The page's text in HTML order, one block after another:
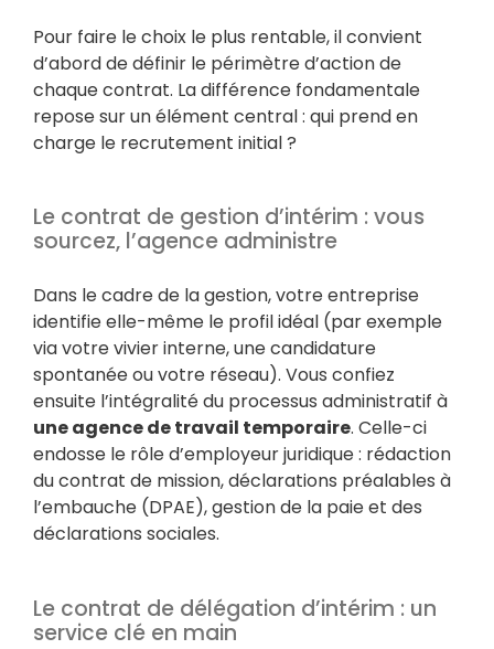
Pour faire le choix le plus rentable, il convient
d’abord de définir le périmètre d’action de
chaque contrat. La différence fondamentale
repose sur un élément central : qui prend en
charge le recrutement initial ?
Le contrat de gestion d’intérim : vous
sourcez, l’agence administre
Dans le cadre de la gestion, votre entreprise
identifie elle-même le profil idéal (par exemple
via votre vivier interne, une candidature
spontanée ou votre réseau). Vous confiez
ensuite l’intégralité du processus administratif à
une agence de travail temporaire. Celle-ci
endosse le rôle d’employeur juridique : rédaction
du contrat de mission, déclarations préalables à
l’embauche (DPAE), gestion de la paie et des
déclarations sociales.
Le contrat de délégation d’intérim : un
service clé en main